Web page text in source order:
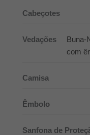
Cabeçotes
Vedações
Buna-
com
Camisa
Êmbolo
Sanfona de